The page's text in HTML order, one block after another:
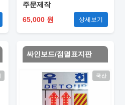
주문제작
65,000 원
상세보기
싸인보드/점멸표지판
국산